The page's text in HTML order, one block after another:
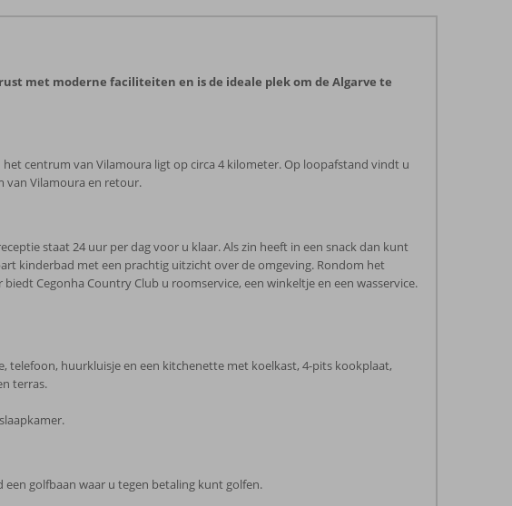
met moderne faciliteiten en is de ideale plek om de Algarve te
centrum van Vilamoura ligt op circa 4 kilometer. Op loopafstand vindt u
van Vilamoura en retour.
staat 24 uur per dag voor u klaar. Als zin heeft in een snack dan kunt
kinderbad met een prachtig uitzicht over de omgeving. Rondom het
Cegonha Country Club u roomservice, een winkeltje en een wasservice.
telefoon, huurkluisje en een kitchenette met koelkast, 4-pits kookplaat,
terras.
golfbaan waar u tegen betaling kunt golfen.